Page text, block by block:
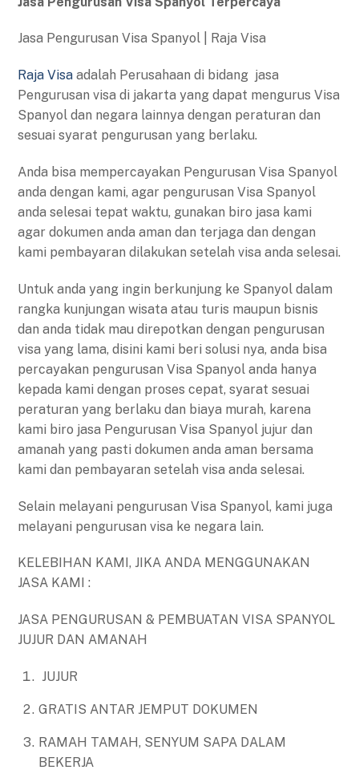
Jasa Pengurusan Visa Spanyol | Raja Visa
Raja Visa adalah Perusahaan di bidang jasa
Pengurusan visa di jakarta yang dapat mengurus Visa
Spanyol dan negara lainnya dengan peraturan dan
sesuai syarat pengurusan yang berlaku.
Anda bisa mempercayakan Pengurusan Visa Spanyol
anda dengan kami, agar pengurusan Visa Spanyol
anda selesai tepat waktu, gunakan biro jasa kami
agar dokumen anda aman dan terjaga dan dengan
kami pembayaran dilakukan setelah visa anda selesai.
Untuk anda yang ingin berkunjung ke Spanyol dalam
rangka kunjungan wisata atau turis maupun bisnis
dan anda tidak mau direpotkan dengan pengurusan
visa yang lama, disini kami beri solusi nya, anda bisa
percayakan pengurusan Visa Spanyol anda hanya
kepada kami dengan proses cepat, syarat sesuai
peraturan yang berlaku dan biaya murah, karena
kami biro jasa Pengurusan Visa Spanyol jujur dan
amanah yang pasti dokumen anda aman bersama
kami dan pembayaran setelah visa anda selesai.
Selain melayani pengurusan Visa Spanyol, kami juga
melayani pengurusan visa ke negara lain.
KELEBIHAN KAMI, JIKA ANDA MENGGUNAKAN
JASA KAMI :
JASA PENGURUSAN & PEMBUATAN VISA SPANYOL
JUJUR DAN AMANAH
JUJUR
GRATIS ANTAR JEMPUT DOKUMEN
RAMAH TAMAH, SENYUM SAPA DALAM
BEKERJA